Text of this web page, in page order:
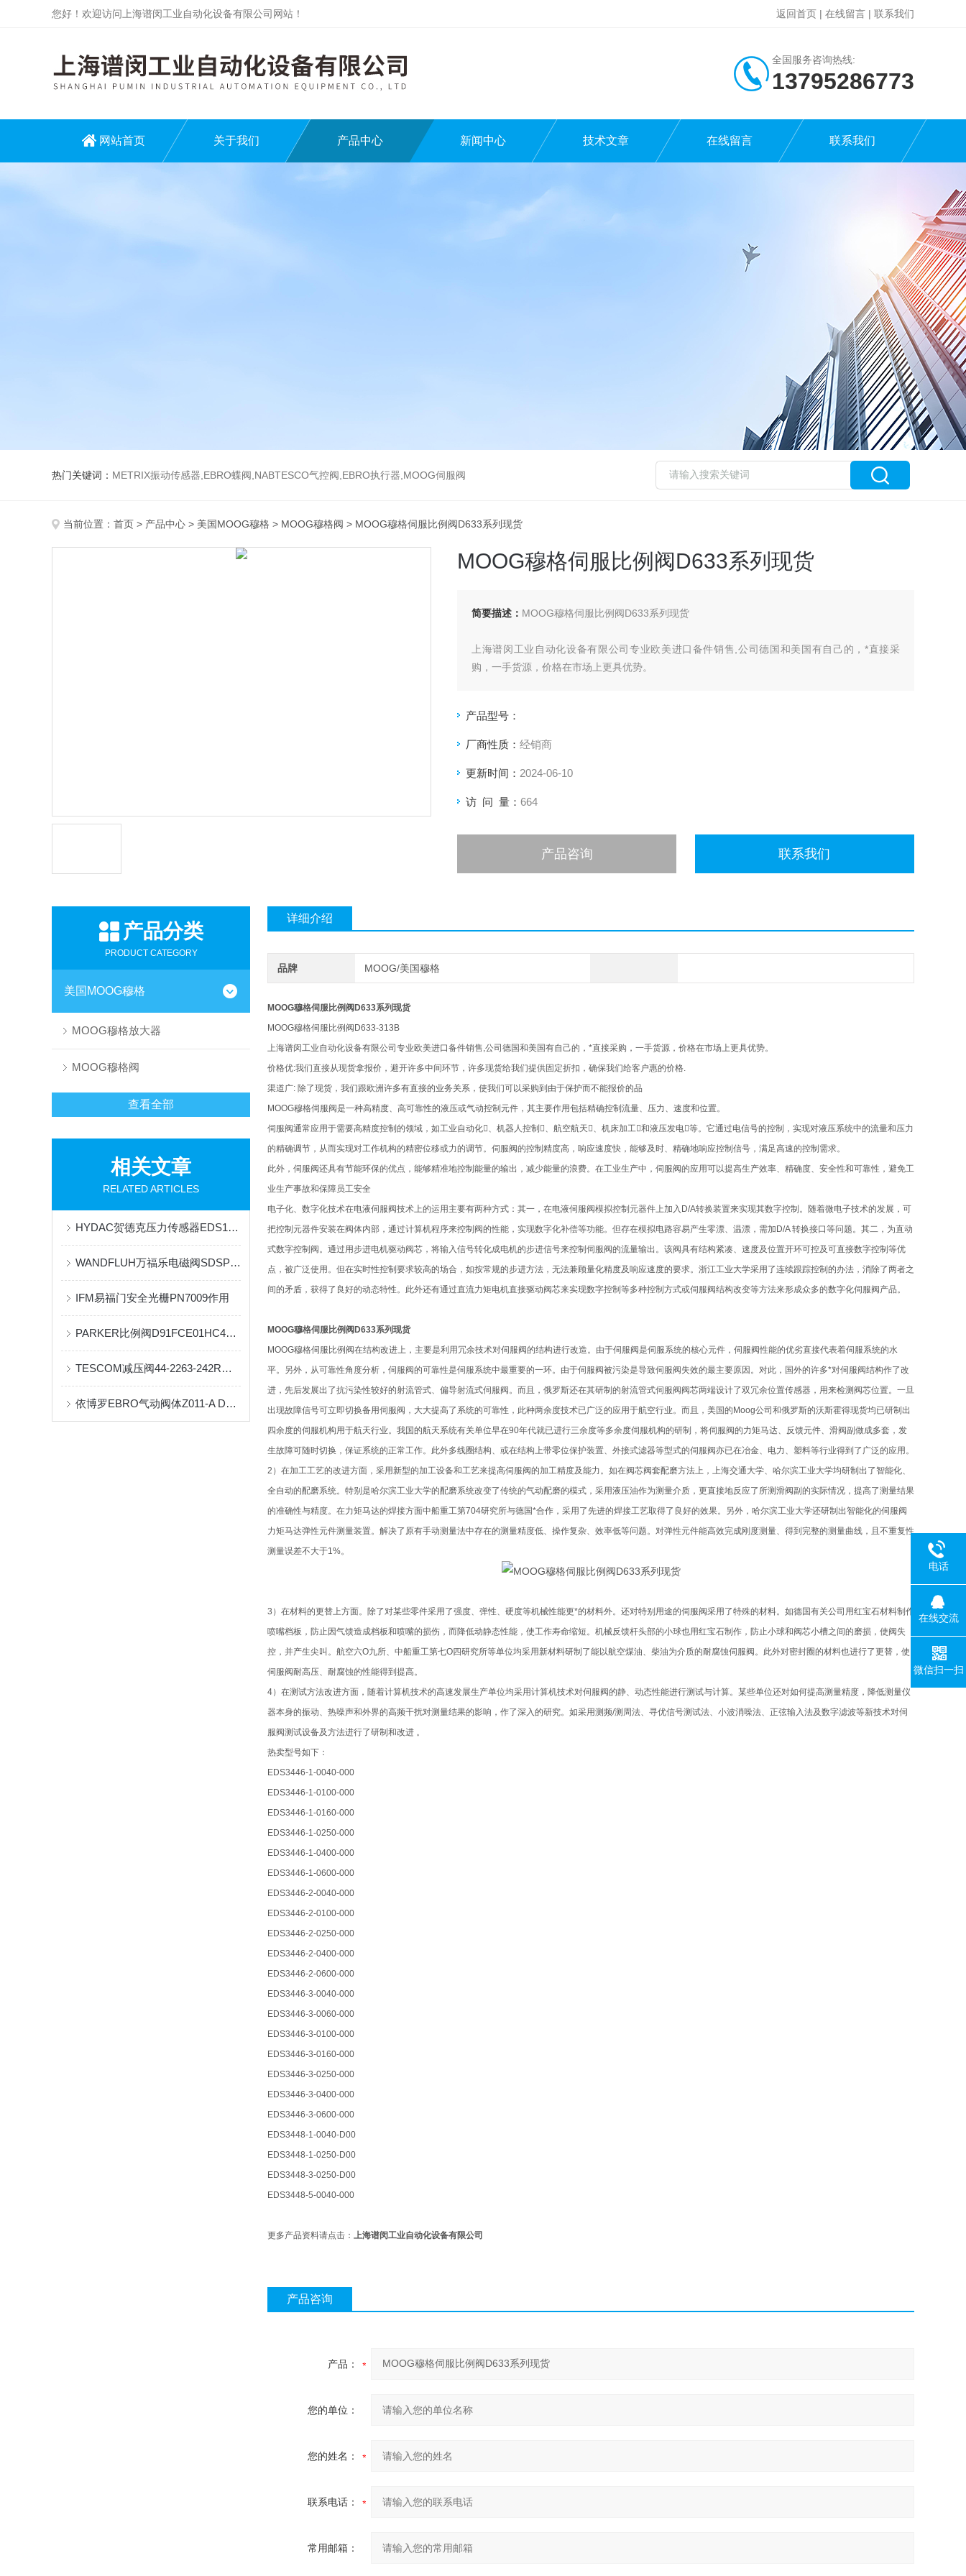
您好！欢迎访问上海谱闵工业自动化设备有限公司网站！ 返回首页 | 在线留言 | 联系我们
全国服务咨询热线:
13795286773
网站首页 关于我们 产品中心 新闻中心 技术文章 在线留言 联系我们
热门关键词： METRIX振动传感器,EBRO蝶阀,NABTESCO气控阀,EBRO执行器,MOOG伺服阀
当前位置： 首页 > 产品中心 > 美国MOOG穆格 > MOOG穆格阀 > MOOG穆格伺服比例阀D633系列现货
MOOG穆格伺服比例阀D633系列现货
简要描述： MOOG穆格伺服比例阀D633系列现货
上海谱闵工业自动化设备有限公司专业欧美进口备件销售,公司德国和美国有自己的，*直接采
购，一手货源，价格在市场上更具优势。
客户惠的价格.
品
产品型号：
厂商性质： 经销商
更新时间： 2024-06-10
访 问 量： 664
产品咨询 联系我们
产品分类
PRODUCT CATEGORY
美国MOOG穆格
MOOG穆格放大器
MOOG穆格阀
查看全部
相关文章
RELATED ARTICLES
HYDAC贺德克压力传感器EDS1791-P-016-000到货现货直供
WANDFLUH万福乐电磁阀SDSPM22-BA-G24/VD一手进货
IFM易福门安全光栅PN7009作用
PARKER比例阀D91FCE01HC4NB70类型特点
TESCOM减压阀44-2263-242R技术资料
依博罗EBRO气动阀体Z011-A DN300原厂现货
详细介绍
品牌 MOOG/美国穆格
MOOG穆格伺服比例阀D633系列现货
MOOG穆格伺服比例阀D633-313B
上海谱闵工业自动化设备有限公司专业欧美进口备件销售,公司德国和美国有自己的，*直接采购，一手货源，价格在市场上更具优势。
价格优:我们直接从现货拿报价，避开许多中间环节，许多现货给我们提供固定折扣，确保我们给客户惠的价格.
渠道广: 除了现货，我们跟欧洲许多有直接的业务关系，使我们可以采购到由于保护而不能报价的品
MOOG穆格伺服阀是一种高精度、高可靠性的液压或气动控制元件，其主要作用包括精确控制流量、压力、速度和位置。
伺服阀通常应用于需要高精度控制的领域，如工业自动化、机器人控制、航空航天、机床加工和液压发电等。它通过电信号的控制，实现对液压系统中的流量和压力
的精确调节，从而实现对工作机构的精密位移或力的调节。伺服阀的控制精度高，响应速度快，能够及时、精确地响应控制信号，满足高速的控制需求。
此外，伺服阀还具有节能环保的优点，能够精准地控制能量的输出，减少能量的浪费。在工业生产中，伺服阀的应用可以提高生产效率、精确度、安全性和可靠性，避免工
业生产事故和保障员工安全
电子化、数字化技术在电液伺服阀技术上的运用主要有两种方式：其一，在电液伺服阀模拟控制元器件上加入D/A转换装置来实现其数字控制。随着微电子技术的发展，可
把控制元器件安装在阀体内部，通过计算机程序来控制阀的性能，实现数字化补偿等功能。但存在模拟电路容易产生零漂、温漂，需加D/A 转换接口等问题。其二，为直动
式数字控制阀。通过用步进电机驱动阀芯，将输入信号转化成电机的步进信号来控制伺服阀的流量输出。该阀具有结构紧凑、速度及位置开环可控及可直接数字控制等优
点，被广泛使用。但在实时性控制要求较高的场合，如按常规的步进方法，无法兼顾量化精度及响应速度的要求。浙江工业大学采用了连续跟踪控制的办法，消除了两者之
间的矛盾，获得了良好的动态特性。此外还有通过直流力矩电机直接驱动阀芯来实现数字控制等多种控制方式或伺服阀结构改变等方法来形成众多的数字化伺服阀产品。
MOOG穆格伺服比例阀D633系列现货
MOOG穆格伺服比例阀在结构改进上，主要是利用冗余技术对伺服阀的结构进行改造。由于伺服阀是伺服系统的核心元件，伺服阀性能的优劣直接代表着伺服系统的水
平。另外，从可靠性角度分析，伺服阀的可靠性是伺服系统中最重要的一环。由于伺服阀被污染是导致伺服阀失效的最主要原因。对此，国外的许多*对伺服阀结构作了改
进，先后发展出了抗污染性较好的射流管式、偏导射流式伺服阀。而且，俄罗斯还在其研制的射流管式伺服阀阀芯两端设计了双冗余位置传感器，用来检测阀芯位置。一旦
出现故障信号可立即切换备用伺服阀，大大提高了系统的可靠性，此种两余度技术已广泛的应用于航空行业。而且，美国的Moog公司和俄罗斯的沃斯霍得现货均已研制出
四余度的伺服机构用于航天行业。我国的航天系统有关单位早在90年代就已进行三余度等多余度伺服机构的研制，将伺服阀的力矩马达、反馈元件、滑阀副做成多套，发
生故障可随时切换，保证系统的正常工作。此外多线圈结构、或在结构上带零位保护装置、外接式滤器等型式的伺服阀亦已在冶金、电力、塑料等行业得到了广泛的应用。
2）在加工工艺的改进方面，采用新型的加工设备和工艺来提高伺服阀的加工精度及能力。如在阀芯阀套配磨方法上，上海交通大学、哈尔滨工业大学均研制出了智能化、
全自动的配磨系统。特别是哈尔滨工业大学的配磨系统改变了传统的气动配磨的模式，采用液压油作为测量介质，更直接地反应了所测滑阀副的实际情况，提高了测量结果
的准确性与精度。在力矩马达的焊接方面中船重工第704研究所与德国*合作，采用了先进的焊接工艺取得了良好的效果。另外，哈尔滨工业大学还研制出智能化的伺服阀
力矩马达弹性元件测量装置。解决了原有手动测量法中存在的测量精度低、操作复杂、效率低等问题。对弹性元件能高效完成刚度测量、得到完整的测量曲线，且不重复性
测量误差不大于1%。
3）在材料的更替上方面。除了对某些零件采用了强度、弹性、硬度等机械性能更*的材料外。还对特别用途的伺服阀采用了特殊的材料。如德国有关公司用红宝石材料制作
喷嘴档板，防止因气馈造成档板和喷嘴的损伤，而降低动静态性能，使工作寿命缩短。机械反馈杆头部的小球也用红宝石制作，防止小球和阀芯小槽之间的磨损，使阀失
控，并产生尖叫。航空六O九所、中船重工第七O四研究所等单位均采用新材料研制了能以航空煤油、柴油为介质的耐腐蚀伺服阀。此外对密封圈的材料也进行了更替，使
伺服阀耐高压、耐腐蚀的性能得到提高。
4）在测试方法改进方面，随着计算机技术的高速发展生产单位均采用计算机技术对伺服阀的静、动态性能进行测试与计算。某些单位还对如何提高测量精度，降低测量仪
器本身的振动、热噪声和外界的高频干扰对测量结果的影响，作了深入的研究。如采用测频/测周法、寻优信号测试法、小波消噪法、正弦输入法及数字滤波等新技术对伺
服阀测试设备及方法进行了研制和改进 。
热卖型号如下：
EDS3446-1-0040-000
EDS3446-1-0100-000
EDS3446-1-0160-000
EDS3446-1-0250-000
EDS3446-1-0400-000
EDS3446-1-0600-000
EDS3446-2-0040-000
EDS3446-2-0100-000
EDS3446-2-0250-000
EDS3446-2-0400-000
EDS3446-2-0600-000
EDS3446-3-0040-000
EDS3446-3-0060-000
EDS3446-3-0100-000
EDS3446-3-0160-000
EDS3446-3-0250-000
EDS3446-3-0400-000
EDS3446-3-0600-000
EDS3448-1-0040-D00
EDS3448-1-0250-D00
EDS3448-3-0250-D00
EDS3448-5-0040-000
更多产品资料请点击： 上海谱闵工业自动化设备有限公司
产品咨询
产品：
您的单位：
您的姓名：
联系电话：
常用邮箱：
电话
在线交流
微信扫一扫